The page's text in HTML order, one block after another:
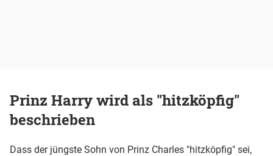
Prinz Harry wird als "hitzköpfig"
beschrieben
Dass der jüngste Sohn von Prinz Charles "hitzköpfig" sei,